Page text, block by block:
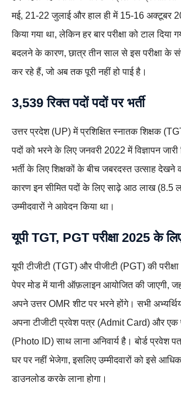
मई, 21-22 जुलाई और हाल ही में 15-16 अक्टूबर
किया गया था, लेकिन हर बार परीक्षा को टाल दिया
बदलने के कारण, छात्र तीन साल से इस परीक्षा के
कर रहे हैं, जो अब तक पूरी नहीं हो पाई है।
3,539 रिक्त पदों पदों पर भर्ती
उत्तर प्रदेश (UP) में प्रशिक्षित स्नातक शिक्षक
पदों को भरने के लिए जनवरी 2022 में विज्ञापन
भर्ती के लिए शिक्षकों के बीच जबरदस्त उत्साह देखने
कारण इन सीमित पदों के लिए साढ़े आठ लाख (8.5
उम्मीदवारों ने आवेदन किया था।
यूपी TGT, PGT परीक्षा 2025 के
यूपी टीजीटी (TGT) और पीजीटी (PGT) की
पेपर मोड में यानी ऑफ़लाइन आयोजित की जाएगी,
अपने उत्तर OMR शीट पर भरने होंगे। सभी
अपना टीजीटी प्रवेश पत्र (Admit Card) और एक
(Photo ID) साथ लाना अनिवार्य है। बोर्ड प्रवेश
घर पर नहीं भेजेगा, इसलिए उम्मीदवारों को इसे
डाउनलोड करके लाना होगा।